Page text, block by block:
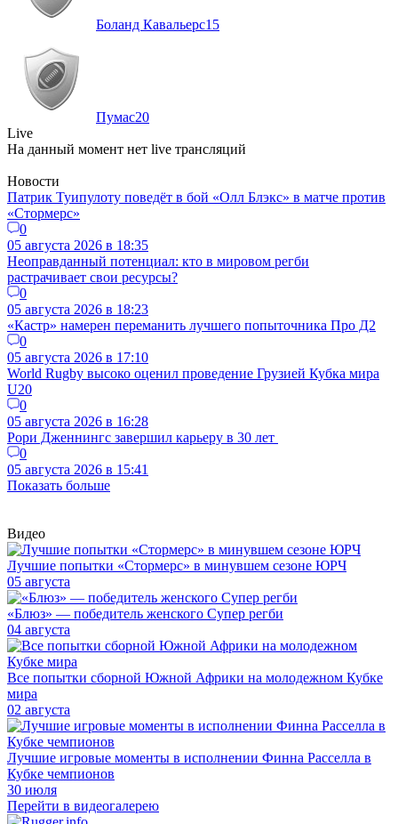
Боланд Кавальерс15
Пумас20
Live
На данный момент нет live трансляций
Новости
Патрик Туипулоту поведёт в бой «Олл Блэкс» в матче против
«Стормерс»
0
05 августа 2026 в 18:35
Неоправданный потенциал: кто в мировом регби
растрачивает свои ресурсы?
0
05 августа 2026 в 18:23
«Кастр» намерен переманить лучшего попыточника Про Д2
0
05 августа 2026 в 17:10
World Rugby высоко оценил проведение Грузией Кубка мира
U20
0
05 августа 2026 в 16:28
Рори Дженнингс завершил карьеру в 30 лет
0
05 августа 2026 в 15:41
Показать больше
Видео
Лучшие попытки «Стормерс» в минувшем сезоне ЮРЧ
05 августа
«Блюз» — победитель женского Супер регби
04 августа
Все попытки сборной Южной Африки на молодежном Кубке
мира
02 августа
Лучшие игровые моменты в исполнении Финна Расселла в
Кубке чемпионов
30 июля
Перейти в видеогалерею